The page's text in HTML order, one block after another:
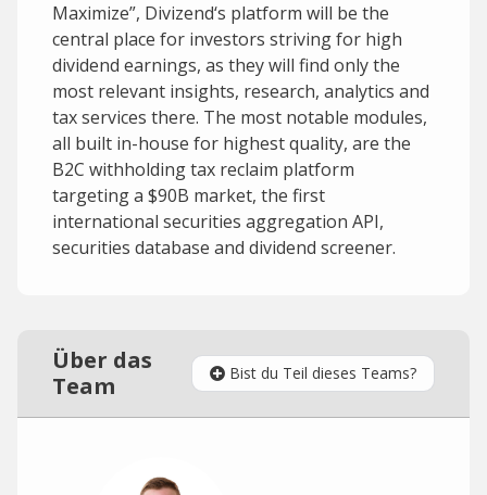
Maximize”, Divizend‘s platform will be the
central place for investors striving for high
dividend earnings, as they will find only the
most relevant insights, research, analytics and
tax services there. The most notable modules,
all built in-house for highest quality, are the
B2C withholding tax reclaim platform
targeting a $90B market, the first
international securities aggregation API,
securities database and dividend screener.
Über das
Team
Bist du Teil dieses Teams?